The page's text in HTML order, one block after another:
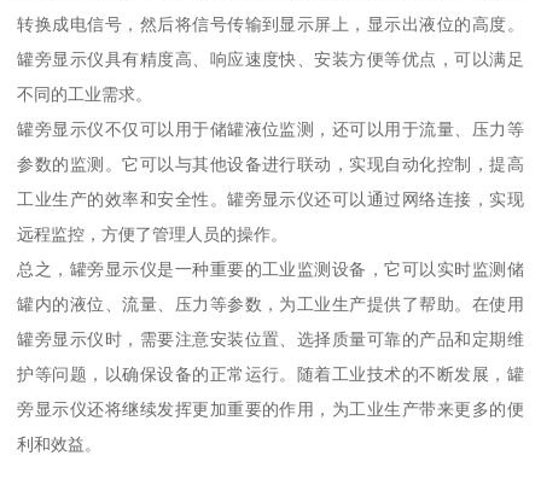
转换成电信号，然后将信号传输到显示屏上，显示出液位的高度。
罐旁显示仪具有精度高、响应速度快、安装方便等优点，可以满足
不同的工业需求。
罐旁显示仪不仅可以用于储罐液位监测，还可以用于流量、压力等
参数的监测。它可以与其他设备进行联动，实现自动化控制，提高
工业生产的效率和安全性。罐旁显示仪还可以通过网络连接，实现
远程监控，方便了管理人员的操作。
总之，罐旁显示仪是一种重要的工业监测设备，它可以实时监测储
罐内的液位、流量、压力等参数，为工业生产提供了帮助。在使用
罐旁显示仪时，需要注意安装位置、选择质量可靠的产品和定期维
护等问题，以确保设备的正常运行。随着工业技术的不断发展，罐
旁显示仪还将继续发挥更加重要的作用，为工业生产带来更多的便
利和效益。